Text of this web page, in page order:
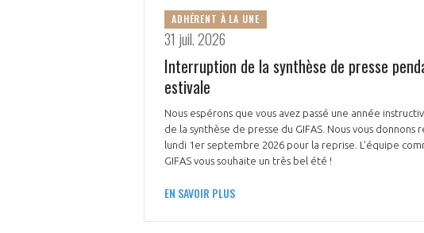
ADHÉRENT À LA UNE
31 juil. 2026
Interruption de la synthèse de presse
estivale
Nous espérons que vous avez passé une année
de la synthèse de presse du GIFAS. Nous vous donnons
lundi 1er septembre 2026 pour la reprise. L’équipe
GIFAS vous souhaite un très bel été !
EN SAVOIR PLUS